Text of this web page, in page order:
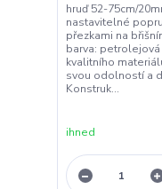
hruď 52-75cm/
nastavitelné
přezkami na
barva: petrolejová
kvalitního
svou odolností a
Konstruk...
ihned